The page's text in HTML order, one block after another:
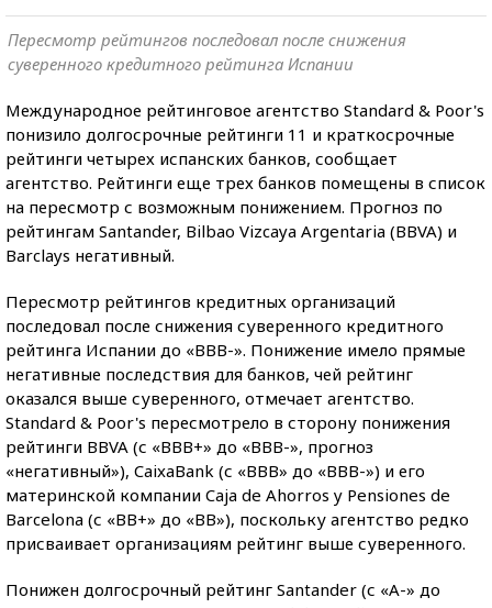
Пересмотр рейтингов последовал после снижения
суверенного кредитного рейтинга Испании
Международное рейтинговое агентство Standard & Poor's
понизило долгосрочные рейтинги 11 и краткосрочные
рейтинги четырех испанских банков, сообщает
агентство. Рейтинги еще трех банков помещены в список
на пересмотр с возможным понижением. Прогноз по
рейтингам Santander, Bilbao Vizcaya Argentaria (BBVA) и
Barclays негативный.
Пересмотр рейтингов кредитных организаций
последовал после снижения суверенного кредитного
рейтинга Испании до «BBB-». Понижение имело прямые
негативные последствия для банков, чей рейтинг
оказался выше суверенного, отмечает агентство.
Standard & Poor's пересмотрело в сторону понижения
рейтинги BBVA (с «BBB+» до «BBB-», прогноз
«негативный»), CaixaBank (с «BBB» до «BBB-») и его
материнской компании Caja de Ahorros y Pensiones de
Barcelona (с «BB+» до «BB»), поскольку агентство редко
присваивает организациям рейтинг выше суверенного.
Понижен долгосрочный рейтинг Santander (с «A-» до